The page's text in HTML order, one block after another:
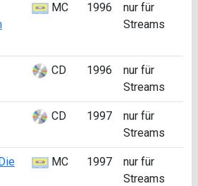
MC 1996
nur für
Streams
CD 1996
nur für
Streams
CD 1997
nur für
Streams
MC 1997
nur für
Streams